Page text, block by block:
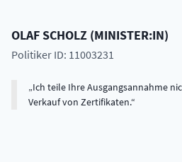
OLAFSCHOLZ (MINISTER:IN)
Politiker ID: 11003231
Ich teile Ihre Ausgangsannahme
Verkauf von Zertifikaten.